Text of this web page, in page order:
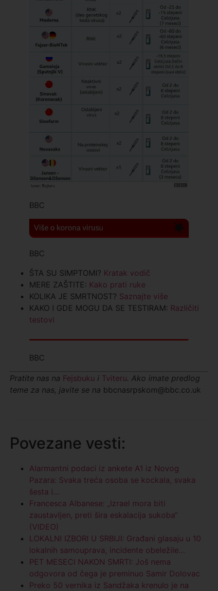
BBC
BBC
ŠTA SU SIMPTOMI? Kratak vodič
MERE ZAŠTITE: Kako prati ruke
KOLIKA JE SMRTNOST? Saznajte više
KAKO I GDE MOGU DA SE TESTIRAM: Različiti
testovi
BBC
Pratite nas na Fejsbuku i Tviteru. Ako imate predlog
teme za nas, javite se na bbcnasrpskom@bbc.co.uk
Povezane vesti:
Alarmantni podaci iz ankete A1 iz Novog
Pazara: Svaka treća osoba se kockala, svaka
šesta i…
Francesca Albanese: „Izrael mora biti
zaustavljen, preti šira eskalacija sukoba“
(VIDEO)
LOKALNI IZBORI U SRBIJI: Građani glasaju u 10
lokalnih samouprava, incidente obeležile…
PET MESECI NAKON SMRTI: Još nema
odgovora od čega je preminuo Samir Dolovac
Preko 50 vernika iz Sandžaka krenulo je na